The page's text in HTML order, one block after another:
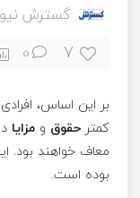
گسترش
7
0
کمتر حقوق و مزایا
معاف خواهند بود.
بوده است.